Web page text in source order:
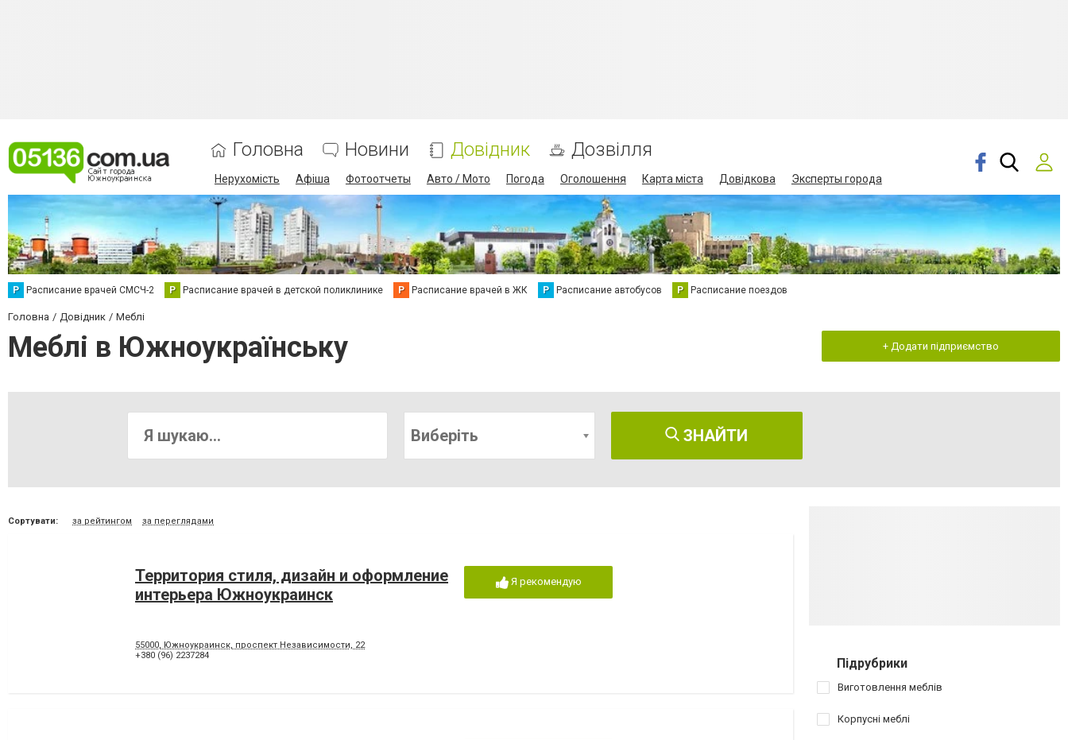
Головна Новини Довідник Дозвілля
Нерухомість Афіша Фотоотчеты Авто / Мото Погода Оголошення Карта міста Довідкова Эксперты города
Р Расписание врачей СМСЧ-2 Р Расписание врачей в детской поликлинике Р Расписание врачей в ЖК Р Расписание автобусов Р Расписание поездов
Головна Довідник Меблі
Меблі в Южноукраїнську + Додати підприємство
Виберіть ЗНАЙТИ
Сортувати: за рейтингом за переглядами
Территория стиля, дизайн и оформление
интерьера Южноукраинск
55000, Южноукраинск, проспект Независимости, 22
+380 (96) 2237284
Я рекомендую
Підрубрики
Виготовлення меблів
Корпусні меблі